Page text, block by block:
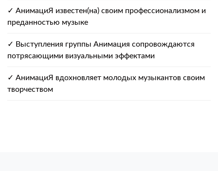
✓ АнимациЯ известен(на) своим профессионализмом и
преданностью музыке
✓ Выступления группы Анимация сопровождаются
потрясающими визуальными эффектами
✓ АнимациЯ вдохновляет молодых музыкантов своим
творчеством